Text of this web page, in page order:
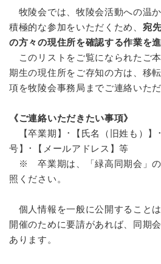
牧陵会では、牧陵会活動への温
積極的な参加をいただくため、 宛
の方々の現住所を確認する作業を
このリストをご覧になられたご
期生の現住所をご存知の方は、移
項を牧陵会事務局までご連絡いた
《ご連絡いただきたい事項》
【卒業期】･【氏名（旧姓も）】
号】･【メールアドレス】等
※ 卒業期は、「緑高同期会」の
照ください。
個人情報を一般に公開すること
開催のために要請があれば、同期
あります。